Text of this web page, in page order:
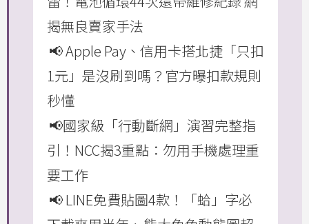
揭無良賣家手法
📢 Apple Pay、信用卡搭北捷「只扣
1元」是沒刷到嗎？官方曝扣款規則
秒懂
📢國家級「行動斷網」演習完整指
引！NCC揭3重點：勿用手機處理重
要工作
📢 LINE免費貼圖4款！「蛤」字必